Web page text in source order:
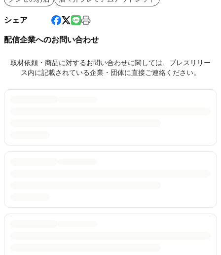
シェア
配信企業へのお問い合わせ
取材依頼・商品に対するお問い合わせに関しては、プレスリリー
ス内に記載されている企業・団体に直接ご連絡ください。